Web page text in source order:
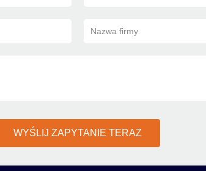
Nazwa firmy
WYŚLIJ ZAPYTANIE TERAZ